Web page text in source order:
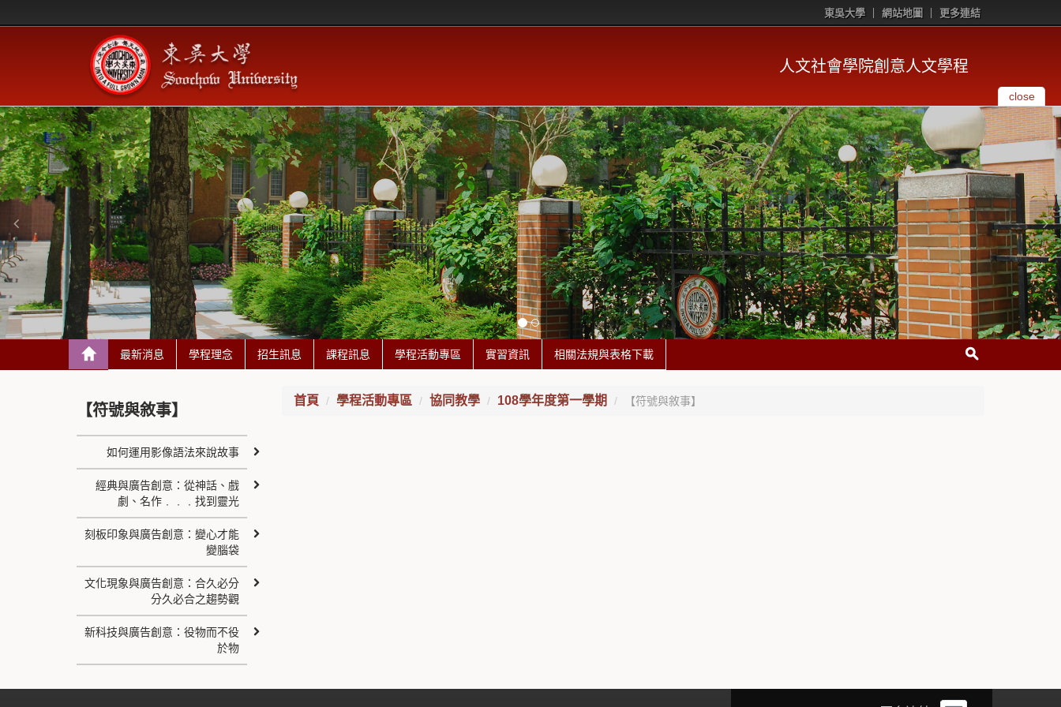
東吳大學 網站地圖 更多連結
人文社會學院創意人文學程
close
最新消息 學程理念 招生訊息 課程訊息 學程活動專區 實習資訊 相關法規與表格下載
首頁 學程活動專區 協同教學 108學年度第一學期 【符號與敘事】
【符號與敘事】
如何運用影像語法來說故事
經典與廣告創意：從神話、戲
劇、名作﹒﹒﹒找到靈光
刻板印象與廣告創意：變心才能
變腦袋
文化現象與廣告創意：合久必分
分久必合之趨勢觀
新科技與廣告創意：役物而不役
於物